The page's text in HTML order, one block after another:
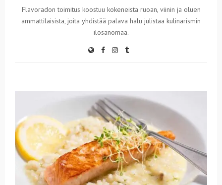
Flavoradon toimitus koostuu kokeneista ruoan, viinin ja oluen
ammattilaisista, joita yhdistää palava halu julistaa kulinarismin
ilosanomaa.